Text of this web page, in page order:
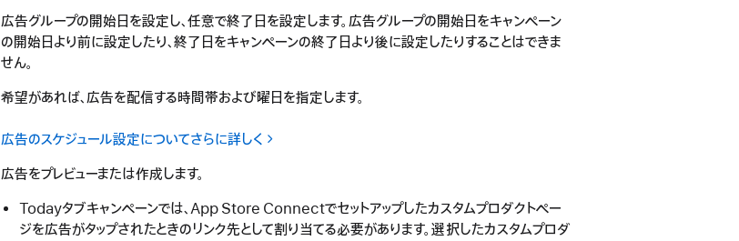
広告グループの開始日を設定し、任意で終了日を設定します。広告グループの開始日をキャンペーン
の開始日より前に設定したり、終了日をキャンペーンの終了日より後に設定したりすることはできま
せん。
希望があれば、広告を配信する時間帯および曜日を指定します。
広告のスケジュール設定についてさらに詳しく
広告をプレビューまたは作成します。
Todayタブキャンペーンでは、App Store Connectでセットアップしたカスタムプロダクトペー
ジを広告がタップされたときのリンク先として割り当てる必要があります。選択したカスタムプロダ